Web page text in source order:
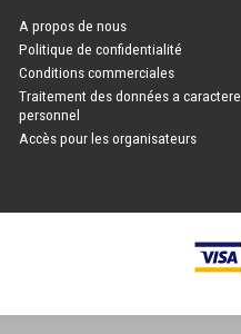
A propos de nous
Politique de confidentialité
Conditions commerciales
Traitement des données a caractere
personnel
Accès pour les organisateurs